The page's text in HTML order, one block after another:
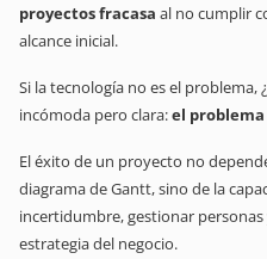
proyectos fracasa al no cumplir
alcance inicial.
Si la tecnología no es el problema,
incómoda pero clara:el
El éxito de un proyecto no
diagrama de Gantt, sino de la
incertidumbre, gestionar
estrategia del negocio.